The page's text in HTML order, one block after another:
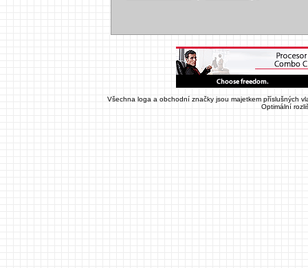
Všechna loga a obchodní značky jsou majetkem příslušných
Optimální